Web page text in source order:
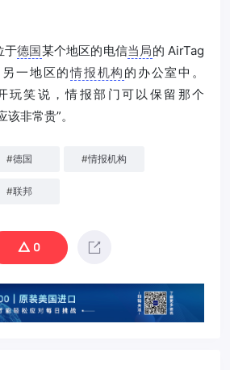
于德国某个地区的电信当局的 AirTag
一地区的情报机构 的办公室中。
玩笑说，情报部门可以保留那个
非常贵”。
#德国 #情报机构
#联邦
0